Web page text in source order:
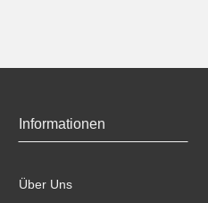
Informationen
Über Uns